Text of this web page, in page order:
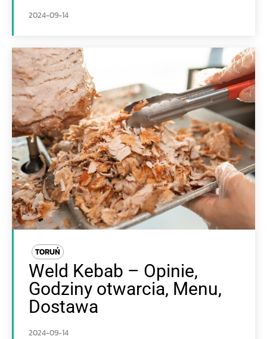
2024-09-14
TORUŃ
Weld Kebab – Opinie,
Godziny otwarcia, Menu,
Dostawa
2024-09-14